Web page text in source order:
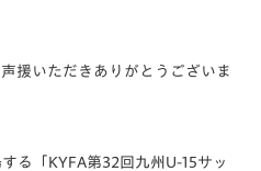
援いただきありがとうございま
る「KYFA第32回九州U-15サッ